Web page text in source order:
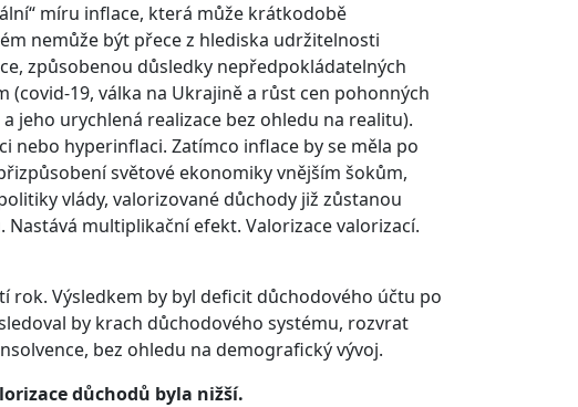
míru inflace, která může krátkodobě
nemůže být přece z hlediska udržitelnosti
způsobenou důsledky nepředpokládatelných
19, válka na Ukrajině a růst cen pohonných
jeho urychlená realizace bez ohledu na realitu).
nebo hyperinflaci. Zatímco inflace by se měla po
světové ekonomiky vnějším šokům,
vlády, valorizované důchody již zůstanou
multiplikační efekt. Valorizace valorizací.
Výsledkem by byl deficit důchodového účtu po
by krach důchodového systému, rozvrat
bez ohledu na demografický vývoj.
důchodů byla nižší.